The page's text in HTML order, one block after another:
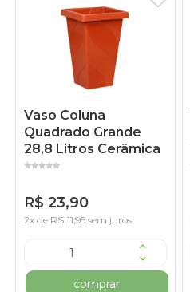
Vaso Coluna
Quadrado Grande
28,8 Litros Cerâmica
R$ 23,90
2x de R$ 11,95 sem juros
comprar